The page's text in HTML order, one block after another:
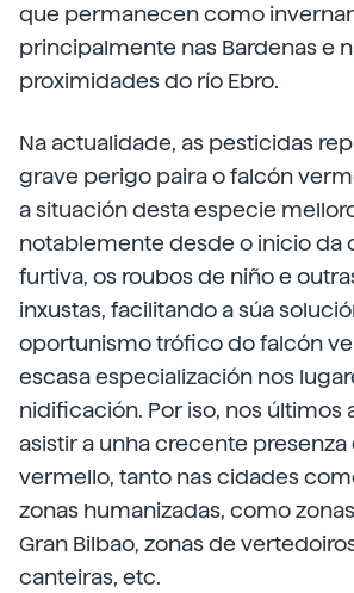
que permanecen como
principalmente nas Bardenas e
proximidades do río Ebro.
Na actualidade, as pesticidas
grave perigo paira o falcón
a situación desta especie
notablemente desde o inicio da
furtiva, os roubos de niño e
inxustas, facilitando a súa
oportunismo trófico do falcón
escasa especialización nos
nidificación. Por iso, nos últimos
asistir a unha crecente
vermello, tanto nas cidades
zonas humanizadas, como
Gran Bilbao, zonas de
canteiras, etc.